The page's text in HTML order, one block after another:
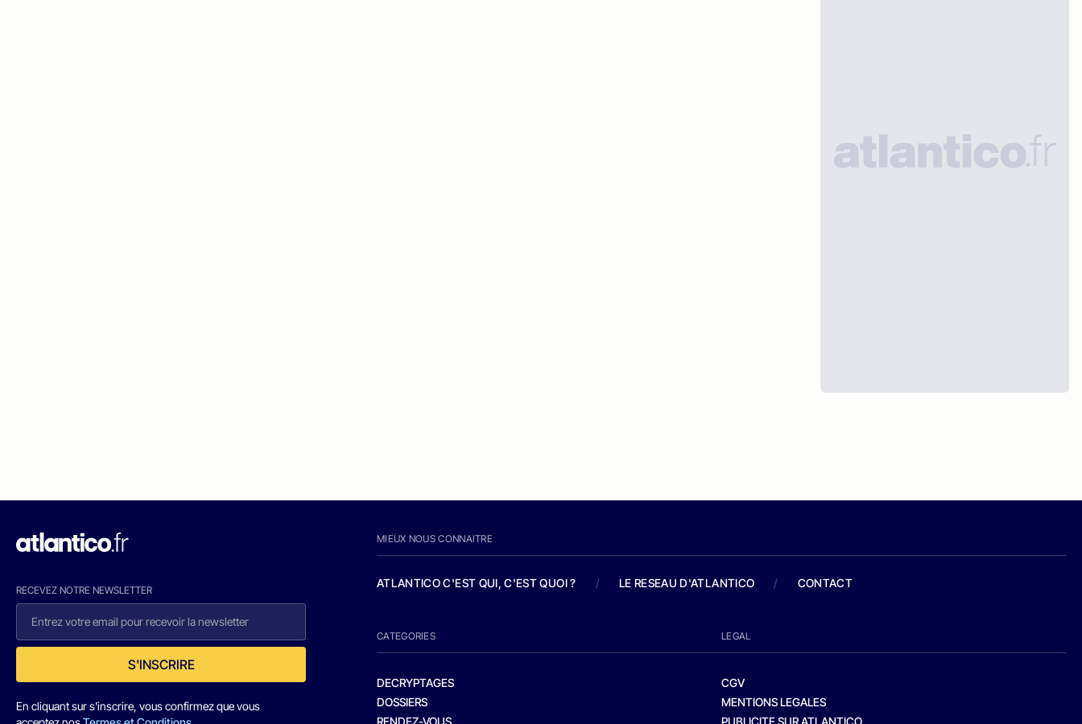
RECEVEZ NOTRE NEWSLETTER
S'INSCRIRE
En cliquant sur s'inscrire, vous confirmez que vous
MIEUX NOUS CONNAITRE
ATLANTICO C'EST QUI, C'EST QUOI ? / LE RESEAU D'ATLANTICO / CONTACT
CATEGORIES
DECRYPTAGES
DOSSIERS
RENDEZ-VOUS
LEGAL
CGV
MENTIONS LEGALES
PUBLICITE SUR ATLANTICO